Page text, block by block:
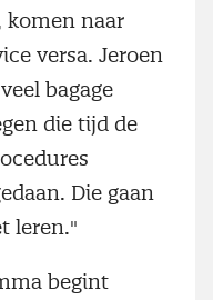
komen naar
versa. Jeroen
bagage
die tijd de
Die gaan
leren."
begint